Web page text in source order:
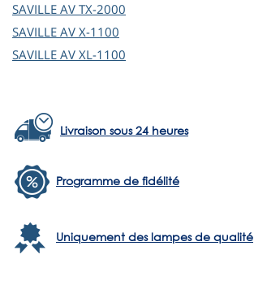
SAVILLE AV TX-2000
SAVILLE AV X-1100
SAVILLE AV XL-1100
Livraison sous 24 heures
Programme de fidélité
Uniquement des lampes de qualité